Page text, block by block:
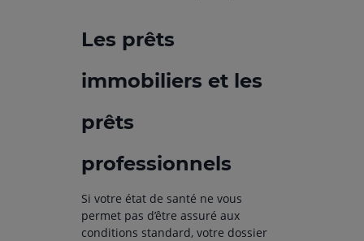
Les prêts
immobiliers et les
prêts
professionnels
Si votre état de santé ne vous
permet pas d’être assuré aux
conditions standard, votre dossier